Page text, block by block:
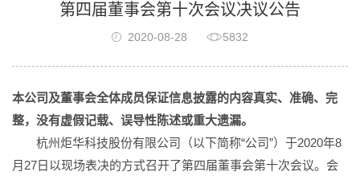
第四届董事会第十次会议决议公告
2020-08-28 5832
本公司及董事会全体成员保证信息披露的内容真实、准确、完
整，没有虚假记载、误导性陈述或重大遗漏。
杭州炬华科技股份有限公司（以下简称“公司”）于2020年8
月27日以现场表决的方式召开了第四届董事会第十次会议。会